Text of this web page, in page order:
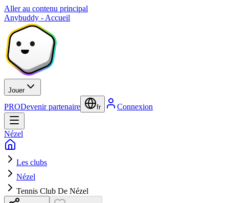
Aller au contenu principal
Anybuddy - Accueil
Jouer
PRODevenir partenaire fr Connexion
Nézel
Les clubs
Nézel
Tennis Club De Nézel